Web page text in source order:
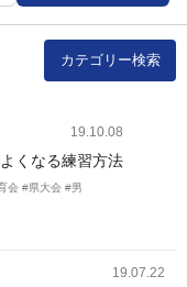
カテゴリー検索
19.10.08
くなる練習方法
会 #県大会 #男
19.07.22